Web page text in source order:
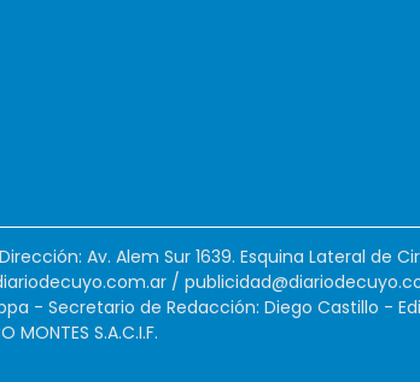
Av. Alem Sur 1639. Esquina Lateral de
/
- Secretario de Redacción: Diego Castillo -
S.A.C.I.F.